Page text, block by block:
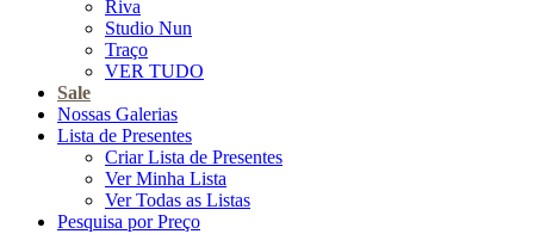
Riva
Studio Nun
Traço
VER TUDO
Sale
Nossas Galerias
Lista de Presentes
Criar Lista de Presentes
Ver Minha Lista
Ver Todas as Listas
Pesquisa por Preço